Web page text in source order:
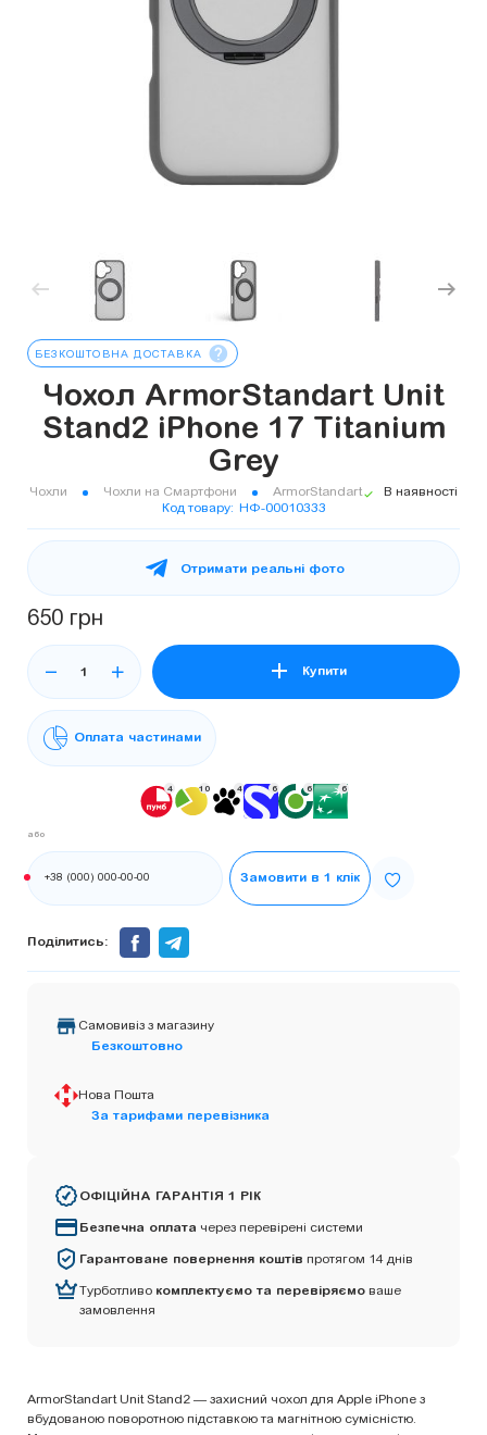
БЕЗКОШТОВНА ДОСТАВКА
Чохол ArmorStandart Unit
Stand2 iPhone 17 Titanium
Grey
Чохли Чохли на Смартфони ArmorStandart
В наявності
Код товару
НФ-00010333
Отримати реальні фото
650 грн
Купити
Оплата частинами
4 10 4 6 6 6
або
Телефон:
Замовити в 1 клік
Поділитись:
Самовивіз з магазину
Безкоштовно
Нова Пошта
За тарифами перевізника
ОФІЦІЙНА ГАРАНТІЯ 1 РІК
Безпечна оплата через перевірені системи
Гарантоване повернення коштів протягом 14 днів
Турботливо комплектуємо та перевіряємо ваше
замовлення
ArmorStandart Unit Stand2 — захисний чохол для Apple iPhone з
вбудованою поворотною підставкою та магнітною сумісністю.